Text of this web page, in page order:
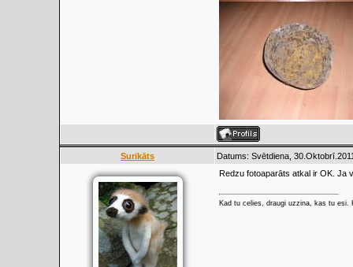
Surikāts Datums: Svētdiena,
Redzu fotoaparāts atkal ir OK. Ja
Kad tu celies, draugi uzzina, kas tu